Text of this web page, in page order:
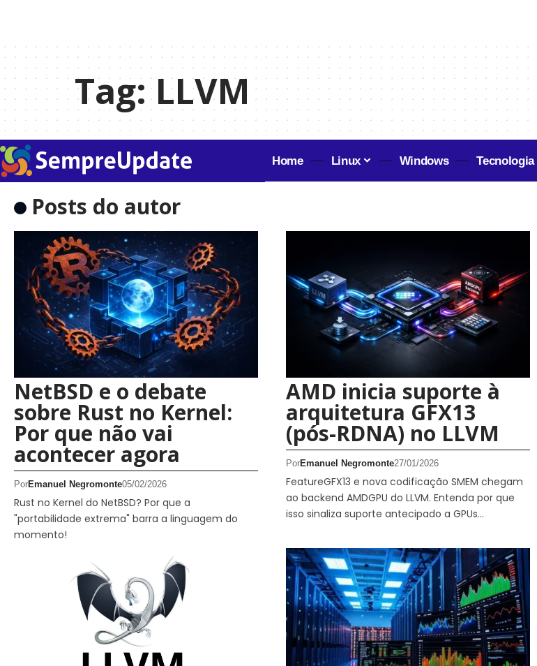
Tag:LLVM
Home Linux Windows Tecnologia
Posts do autor
NetBSD e o debate
sobre Rust no Kernel:
Por que não vai
acontecer agora
PorEmanuel Negromonte05/02/2026
Rust no Kernel do NetBSD? Por que a
"portabilidade extrema" barra a linguagem do
momento!
AMD inicia suporte à
arquitetura GFX13
(pós-RDNA) no LLVM
PorEmanuel Negromonte27/01/2026
FeatureGFX13 e nova codificação SMEM chegam
ao backend AMDGPU do LLVM. Entenda por que
isso sinaliza suporte antecipado a GPUs…